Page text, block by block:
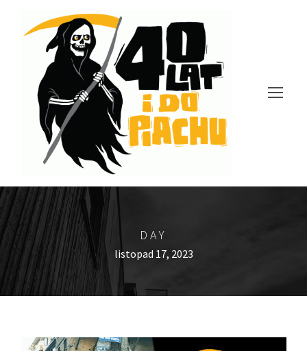
DAY
listopad 17, 2023